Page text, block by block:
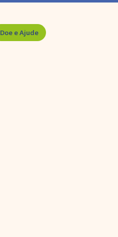
Doe e Ajude